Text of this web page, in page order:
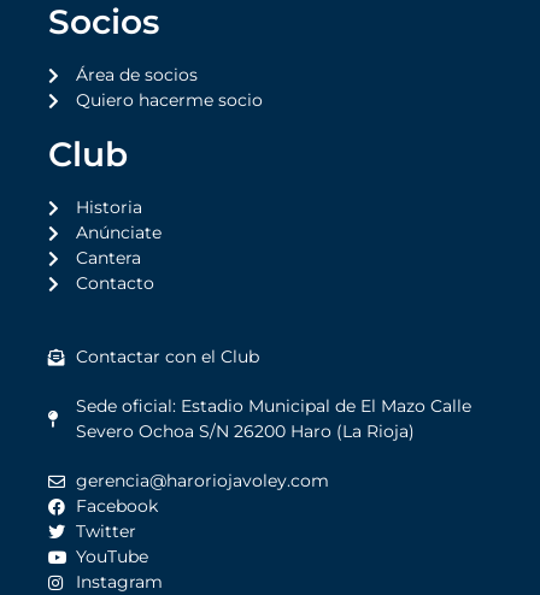
Socios
Área de socios
Quiero hacerme socio
Club
Historia
Anúnciate
Cantera
Contacto
Contactar con el Club
Sede oficial: Estadio Municipal de El Mazo Calle
Severo Ochoa S/N 26200 Haro (La Rioja)
gerencia@haroriojavoley.com
Facebook
Twitter
YouTube
Instagram